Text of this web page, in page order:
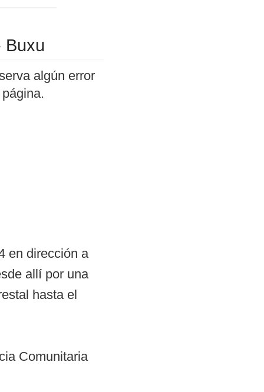
Buxu
algún error
en dirección a
allí por una
hasta el
Comunitaria